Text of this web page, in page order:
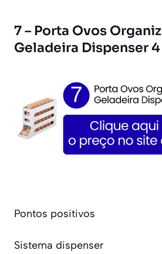
7 – Porta Ovos
Geladeira Dispenser
Pontos positivos
Sistema dispenser